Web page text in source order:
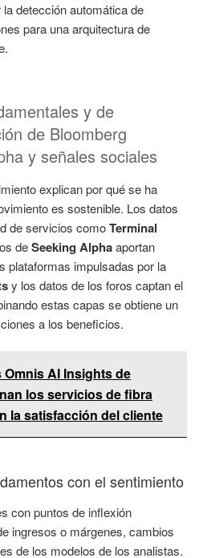
detección automática de
para una arquitectura de
y de
de Bloomberg
y señales sociales
explican por qué se ha
es sostenible. Los datos
de servicios comoTerminal
deSeeking Alphaaportan
plataformas impulsadas por la
y los datos de los foros captan el
estas capas se obtiene un
a los beneficios.
AI Insights de
los servicios de fibra
la satisfacción del cliente
con el sentimiento
con puntos de inflexión
ingresos o márgenes, cambios
de los modelos de los analistas.